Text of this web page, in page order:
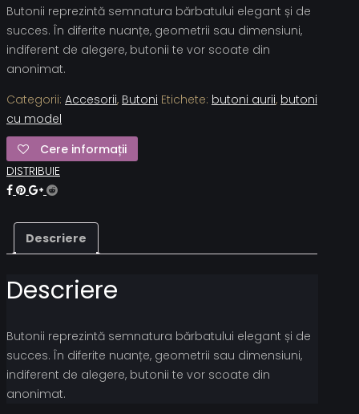
Butonii reprezintă semnatura bărbatului elegant și de
succes. În diferite nuanțe, geometrii sau dimensiuni,
indiferent de alegere, butonii te vor scoate din
anonimat.
Categorii: Accesorii, Butoni Etichete: butoni aurii, butoni
cu model
Cere informații
DISTRIBUIE
Descriere
Descriere
Butonii reprezintă semnatura bărbatului elegant și de
succes. În diferite nuanțe, geometrii sau dimensiuni,
indiferent de alegere, butonii te vor scoate din
anonimat.